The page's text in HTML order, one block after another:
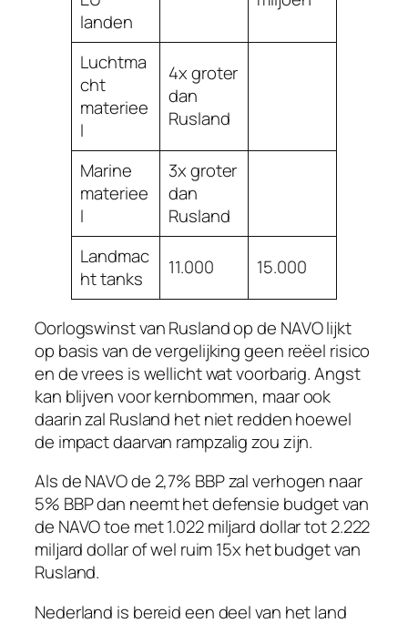
landen
Luchtma
cht
materiee
l
4x groter
dan
Rusland
Marine
materiee
l
3x groter
dan
Rusland
Landmac
ht tanks
11.000 15.000
Oorlogswinst van Rusland op de NAVO lijkt
op basis van de vergelijking geen reëel risico
en de vrees is wellicht wat voorbarig. Angst
kan blijven voor kernbommen, maar ook
daarin zal Rusland het niet redden hoewel
de impact daarvan rampzalig zou zijn.
Als de NAVO de 2,7% BBP zal verhogen naar
5% BBP dan neemt het defensie budget van
de NAVO toe met 1.022 miljard dollar tot 2.222
miljard dollar of wel ruim 15x het budget van
Rusland.
Nederland is bereid een deel van het land